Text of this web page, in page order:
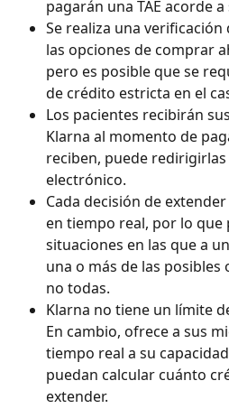
pagarán una TAE acorde
Se realiza una
las opciones de comprar
pero es posible que se
de crédito estricta en el
Los pacientes recibirán
Klarna al momento de
reciben, puede
electrónico.
Cada decisión de
en tiempo real, por lo que
situaciones en las que a
una o más de las
no todas.
Klarna no tiene un límite
En cambio, ofrece a sus
tiempo real a su
puedan calcular cuánto
extender.